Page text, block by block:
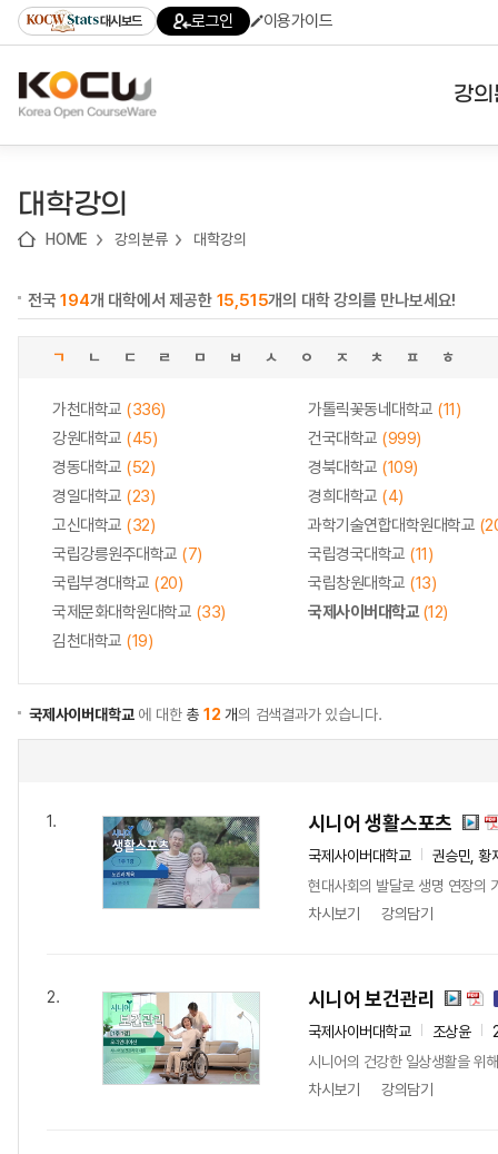
기
기
기
content)
가
대시보드 로그인 이용가이드
강
대학강의
HOME 강의분류 대학강의
전국194개 대학에서 제공한 15,515개의 대학 강의를 만나보세요!
ㄱ ㄴ ㄷ ㄹ ㅁ ㅂ ㅅ ㅇ ㅈ ㅊ ㅍ ㅎ
가천대학교 (336) 가톨릭꽃동네대학교 (11)
강원대학교 (45) 건국대학교 (999)
경동대학교 (52) 경북대학교 (109)
경일대학교 (23) 경희대학교 (4)
고신대학교 (32) 과학기술연합대학원대학교
국립강릉원주대학교 (7) 국립경국대학교 (11)
국립부경대학교 (20) 국립창원대학교 (13)
국제문화대학원대학교 (33) 국제사이버대학교(12)
김천대학교 (19)
국제사이버대학교에 대한총 12 개의 검색결과가 있습니다.
1. 시니어 생활스포츠
국제사이버대학교
권승민, 황
현대사회의 발달로 생명 연장의
차시보기
강의담기
2. 시니어 보건관리
국제사이버대학교 조상윤
시니어의 건강한 일상생활을 위
차시보기
강의담기